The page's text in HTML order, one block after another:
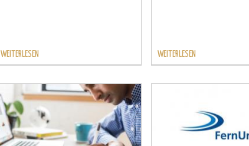
WEITERLESEN WEITERLESEN